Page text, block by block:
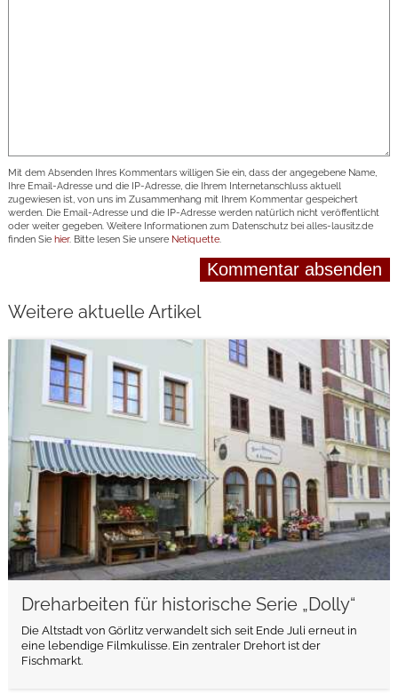
Mit dem Absenden Ihres Kommentars willigen Sie ein, dass der angegebene Name,
Ihre Email-Adresse und die IP-Adresse, die Ihrem Internetanschluss aktuell
zugewiesen ist, von uns im Zusammenhang mit Ihrem Kommentar gespeichert
werden. Die Email-Adresse und die IP-Adresse werden natürlich nicht veröffentlicht
oder weiter gegeben. Weitere Informationen zum Datenschutz bei alles-lausitz.de
finden Sie hier. Bitte lesen Sie unsere Netiquette.
Weitere aktuelle Artikel
Dreharbeiten für historische Serie „Dolly“
Die Altstadt von Görlitz verwandelt sich seit Ende Juli erneut in
eine lebendige Filmkulisse. Ein zentraler Drehort ist der
Fischmarkt.
weiterlesen